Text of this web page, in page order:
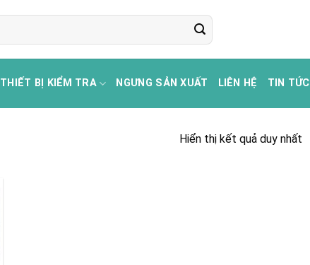
THIẾT BỊ KIỂM TRA NGƯNG SẢN XUẤT LIÊN HỆ TIN TỨC
Hiển thị kết quả duy nhất